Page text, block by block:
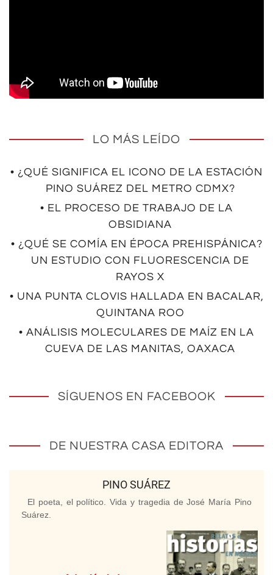
LO MÁS LEÍDO
• ¿QUÉ SIGNIFICA EL ICONO DE LA ESTACIÓN
PINO SUÁREZ DEL METRO CDMX?
• EL PROCESO DE TRABAJO DE LA
OBSIDIANA
• ¿QUÉ SE COMÍA EN ÉPOCA PREHISPÁNICA?
UN ESTUDIO CON FLUORESCENCIA DE
RAYOS X
• UNA PUNTA CLOVIS HALLADA EN BACALAR,
QUINTANA ROO
• ANÁLISIS MOLECULARES DE MAÍZ EN LA
CUEVA DE LAS MANITAS, OAXACA
SÍGUENOS EN FACEBOOK
DE NUESTRA CASA EDITORA
PINO SUÁREZ
El poeta, el político. Vida y tragedia de José María Pino
Suárez.